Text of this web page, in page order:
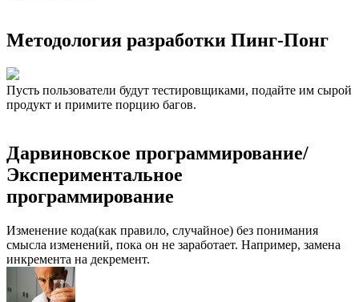
Методология разработки Пинг-Понг
Пусть пользователи будут тестировщиками, подайте им сырой
продукт и примите порцию багов.
Дарвиновское программирование/
Экспериментальное
программирование
Изменение кода(как правило, случайное) без понимания
смысла изменений, пока он не заработает. Например, замена
инкремента на декремент.